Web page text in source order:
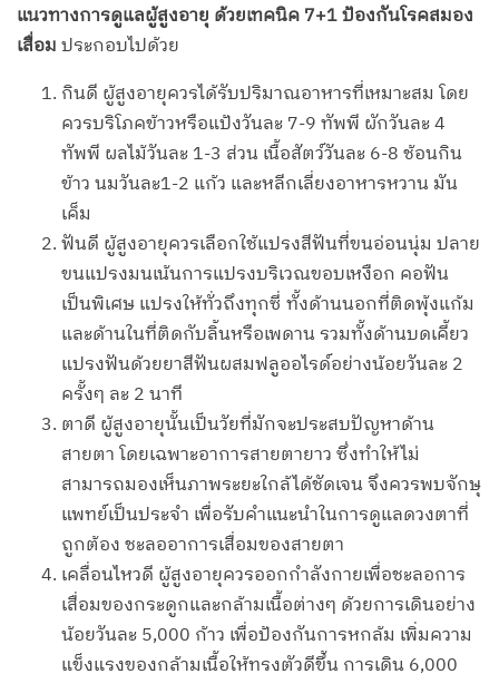
แนวทางการดูแลผู้สูงอายุ ด้วยเทคนิค 7+1 ป้องกันโรคสมอง
เสื่อมประกอบไปด้วย
กินดี ผู้สูงอายุควรได้รับปริมาณอาหารที่เหมาะสม โดย
ควรบริโภคข้าวหรือแป้งวันละ 7-9 ทัพพี ผักวันละ 4
ทัพพี ผลไม้วันละ 1-3 ส่วน เนื้อสัตว์วันละ 6-8 ช้อนกิน
ข้าว นมวันละ1-2 แก้ว และหลีกเลี่ยงอาหารหวาน มัน
เค็ม
ฟันดี ผู้สูงอายุควรเลือกใช้แปรงสีฟันที่ขนอ่อนนุ่ม ปลาย
ขนแปรงมนเน้นการแปรงบริเวณขอบเหงือก คอฟัน
เป็นพิเศษ แปรงให้ทั่วถึงทุกซี่ ทั้งด้านนอกที่ติดพุ้งแก้ม
และด้านในที่ติดกับลิ้นหรือเพดาน รวมทั้งด้านบดเคี้ยว
แปรงฟันด้วยยาสีฟันผสมฟลูออไรด์อย่างน้อยวันละ 2
ครั้งๆ ละ 2 นาที
ตาดี ผู้สูงอายุนั้นเป็นวัยที่มักจะประสบปัญหาด้าน
สายตา โดยเฉพาะอาการสายตายาว ซึ่งทำให้ไม่
สามารถมองเห็นภาพระยะใกล้ได้ชัดเจน จึงควรพบจักษุ
แพทย์เป็นประจำ เพื่อรับคำแนะนำในการดูแลดวงตาที่
ถูกต้อง ชะลออาการเสื่อมของสายตา
เคลื่อนไหวดี ผู้สูงอายุควรออกกำลังกายเพื่อชะลอการ
เสื่อมของกระดูกและกล้ามเนื้อต่างๆ ด้วยการเดินอย่าง
น้อยวันละ 5,000 ก้าว เพื่อป้องกันการหกล้ม เพิ่มความ
แข็งแรงของกล้ามเนื้อให้ทรงตัวดีขึ้น การเดิน 6,000